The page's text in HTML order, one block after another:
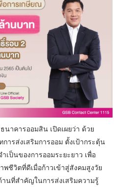
นาคารออมสิน เปิดเผยว่า ด้วย
ารส่งเสริมการออม ตั้งเป้ากระตุ้น
ป็นของการออมระยะยาว เพื่อ
ชีวิตที่ดีเมื่อก้าวเข้าสู่สังคมสูงวัย
นที่สำคัญในการส่งเสริมความรู้